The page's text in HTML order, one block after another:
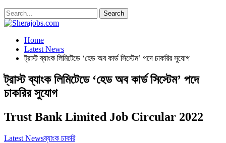
Home
Latest News
ট্রাস্ট ব্যাংক লিমিটেডে ‘হেড অব কার্ড সিস্টেম’ পদে চাকরির সুযোগ
ট্রাস্ট ব্যাংক লিমিটেডে ‘হেড অব কার্ড সিস্টেম’ পদে
চাকরির সুযোগ
Trust Bank Limited Job Circular 2022
Latest Newsব্যাংক চাকরি